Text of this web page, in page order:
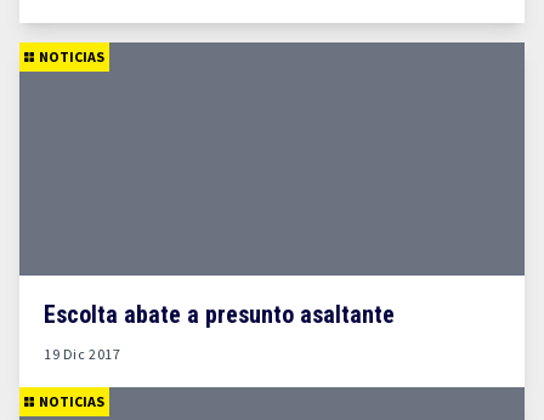
NOTICIAS
Escolta abate a presunto asaltante
19 Dic 2017
NOTICIAS